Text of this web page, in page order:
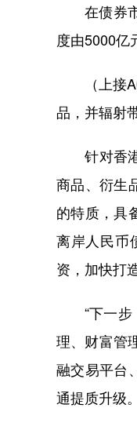
在债券市
度由5000亿
（上接
品，并辐射
针对香港
商品、衍生
的特质，具
离岸人民币
资，加快打
“下一步
理、财富管
融交易平台
通提质升级。